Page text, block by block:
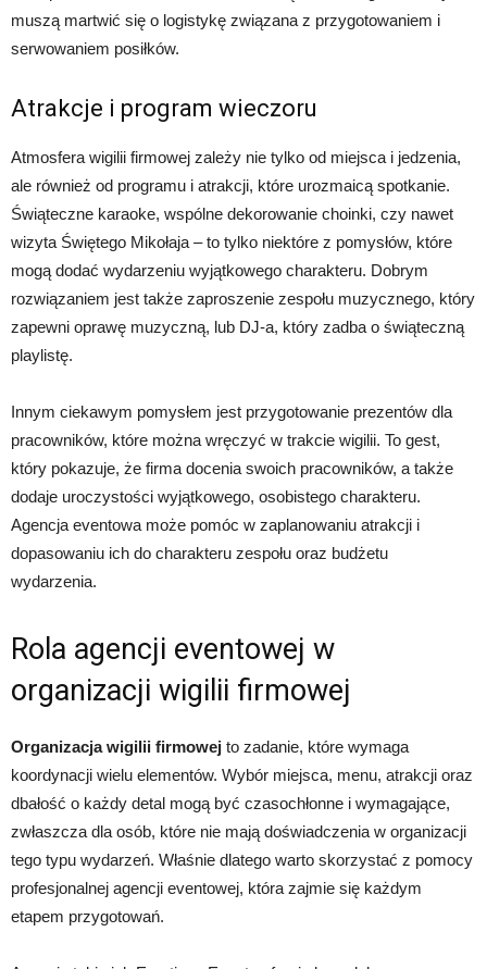
muszą martwić się o logistykę związana z przygotowaniem i
serwowaniem posiłków.
Atrakcje i program wieczoru
Atmosfera wigilii firmowej zależy nie tylko od miejsca i jedzenia,
ale również od programu i atrakcji, które urozmaicą spotkanie.
Świąteczne karaoke, wspólne dekorowanie choinki, czy nawet
wizyta Świętego Mikołaja – to tylko niektóre z pomysłów, które
mogą dodać wydarzeniu wyjątkowego charakteru. Dobrym
rozwiązaniem jest także zaproszenie zespołu muzycznego, który
zapewni oprawę muzyczną, lub DJ-a, który zadba o świąteczną
playlistę.
Innym ciekawym pomysłem jest przygotowanie prezentów dla
pracowników, które można wręczyć w trakcie wigilii. To gest,
który pokazuje, że firma docenia swoich pracowników, a także
dodaje uroczystości wyjątkowego, osobistego charakteru.
Agencja eventowa może pomóc w zaplanowaniu atrakcji i
dopasowaniu ich do charakteru zespołu oraz budżetu
wydarzenia.
Rola agencji eventowej w
organizacji wigilii firmowej
Organizacja wigilii firmowej to zadanie, które wymaga
koordynacji wielu elementów. Wybór miejsca, menu, atrakcji oraz
dbałość o każdy detal mogą być czasochłonne i wymagające,
zwłaszcza dla osób, które nie mają doświadczenia w organizacji
tego typu wydarzeń. Właśnie dlatego warto skorzystać z pomocy
profesjonalnej agencji eventowej, która zajmie się każdym
etapem przygotowań.